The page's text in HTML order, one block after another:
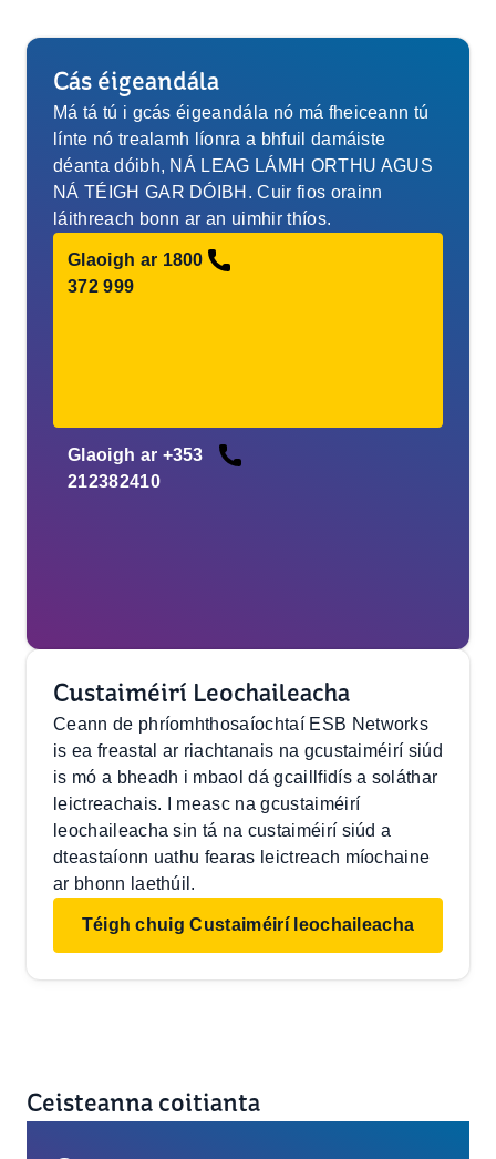
Cás éigeandála
Má tá tú i gcás éigeandála nó má fheiceann tú
línte nó trealamh líonra a bhfuil damáiste
déanta dóibh, NÁ LEAG LÁMH ORTHU AGUS
NÁ TÉIGH GAR DÓIBH. Cuir fios orainn
láithreach bonn ar an uimhir thíos.
Glaoigh ar 1800
372 999
Glaoigh ar +353
212382410
Custaiméirí Leochaileacha
Ceann de phríomhthosaíochtaí ESB Networks
is ea freastal ar riachtanais na gcustaiméirí siúd
is mó a bheadh i mbaol dá gcaillfidís a soláthar
leictreachais. I measc na gcustaiméirí
leochaileacha sin tá na custaiméirí siúd a
dteastaíonn uathu fearas leictreach míochaine
ar bhonn laethúil.
Téigh chuig Custaiméirí leochaileacha
Ceisteanna coitianta